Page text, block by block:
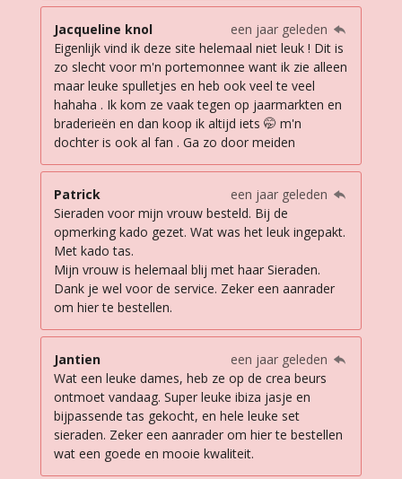
Jacqueline knol
een jaar geleden
Eigenlijk vind ik deze site helemaal niet leuk ! Dit is
zo slecht voor m'n portemonnee want ik zie alleen
maar leuke spulletjes en heb ook veel te veel
hahaha . Ik kom ze vaak tegen op jaarmarkten en
braderieën en dan koop ik altijd iets 🤭 m'n
dochter is ook al fan . Ga zo door meiden
Patrick
een jaar geleden
Sieraden voor mijn vrouw besteld. Bij de
opmerking kado gezet. Wat was het leuk ingepakt.
Met kado tas.
Mijn vrouw is helemaal blij met haar Sieraden.
Dank je wel voor de service. Zeker een aanrader
om hier te bestellen.
Jantien
een jaar geleden
Wat een leuke dames, heb ze op de crea beurs
ontmoet vandaag. Super leuke ibiza jasje en
bijpassende tas gekocht, en hele leuke set
sieraden. Zeker een aanrader om hier te bestellen
wat een goede en mooie kwaliteit.